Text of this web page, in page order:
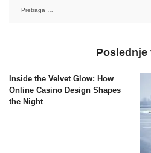
Poslednje
Inside the Velvet Glow: How
Online Casino Design Shapes
the Night